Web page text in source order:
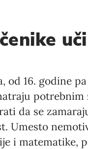
16. godine
potrebnim
da se
Umesto
i matematike,